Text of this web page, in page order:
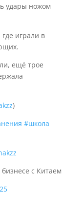
удары ножом
играли в
ещё трое
)
#школа
с Китаем